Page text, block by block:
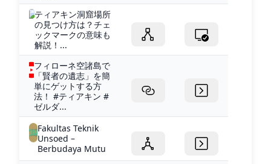
ティアキン洞窟場所
の見つけ方は？チェ
ックマークの意味も
解説！...
フィローネ空諸島で
「賢者の遺志」を簡
単にゲットする方
法！ #ティアキン #
ゼルダ...
Fakultas Teknik
Unsoed –
Berbudaya Mutu